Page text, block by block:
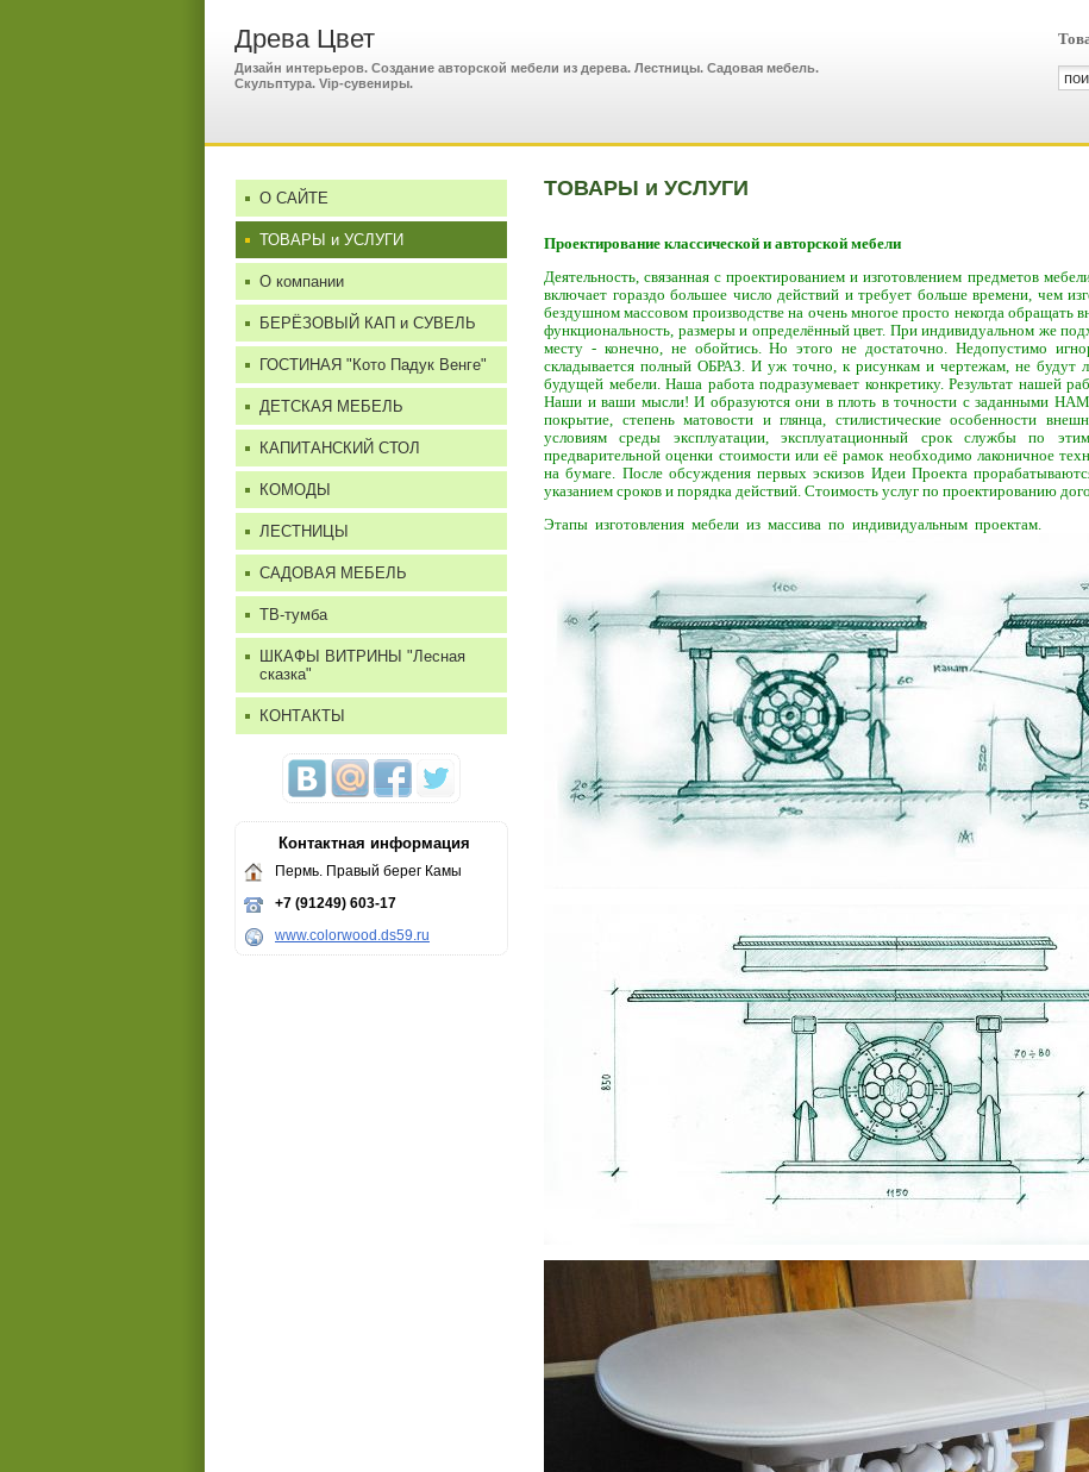
Древа Цвет
Дизайн интерьеров. Создание авторской мебели из дерева. Лестницы. Садовая мебель.
Скульптура. Vip-сувениры.
ТОВАРЫ и УСЛУГИ
Проектирование классической и авторской мебели
Деятельность, связанная с проектированием и изготовлением предметов
включает гораздо большее число действий и требует больше времени, чем
бездушном массовом производстве на очень многое просто некогда обращать
функциональность, размеры и определённый цвет. При индивидуальном же
месту - конечно, не обойтись. Но этого не достаточно. Недопустимо
складывается полный ОБРАЗ. И уж точно, к рисункам и чертежам, не будут
будущей мебели. Наша работа подразумевает конкретику. Результат нашей
Наши и ваши мысли! И образуются они в плоть в точности с заданными
покрытие, степень матовости и глянца, стилистические особенности
условиям среды эксплуатации, эксплуатационный срок службы по
предварительной оценки стоимости или её рамок необходимо лаконичное
на бумаге. После обсуждения первых эскизов Идеи Проекта
указанием сроков и порядка действий. Стоимость услуг по проектированию
Этапы изготовления мебели из массива по
О САЙТЕ
ТОВАРЫ и УСЛУГИ
О компании
БЕРЁЗОВЫЙ КАП и СУВЕЛЬ
ГОСТИНАЯ "Кото Падук Венге"
ДЕТСКАЯ МЕБЕЛЬ
КАПИТАНСКИЙ СТОЛ
КОМОДЫ
ЛЕСТНИЦЫ
САДОВАЯ МЕБЕЛЬ
ТВ-тумба
ШКАФЫ ВИТРИНЫ "Лесная
сказка"
КОНТАКТЫ
Контактная информация
Пермь. Правый берег Камы
+7 (91249) 603-17
www.colorwood.ds59.ru